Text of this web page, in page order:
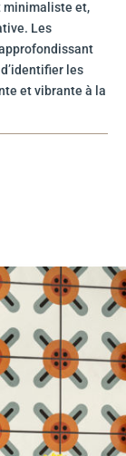
minimaliste et,
Les
les
et vibrante à la